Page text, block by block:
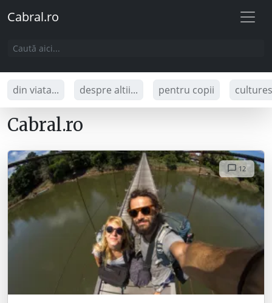
Cabral.ro
din viata... despre altii... pentru copii
Cabral.ro
12